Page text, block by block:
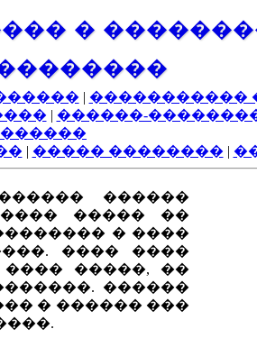
�
| �����������
| ������-
������
| ����� �������� |
������
����� ��
� ����
���� ����
�����, ��
������
� ������ ���